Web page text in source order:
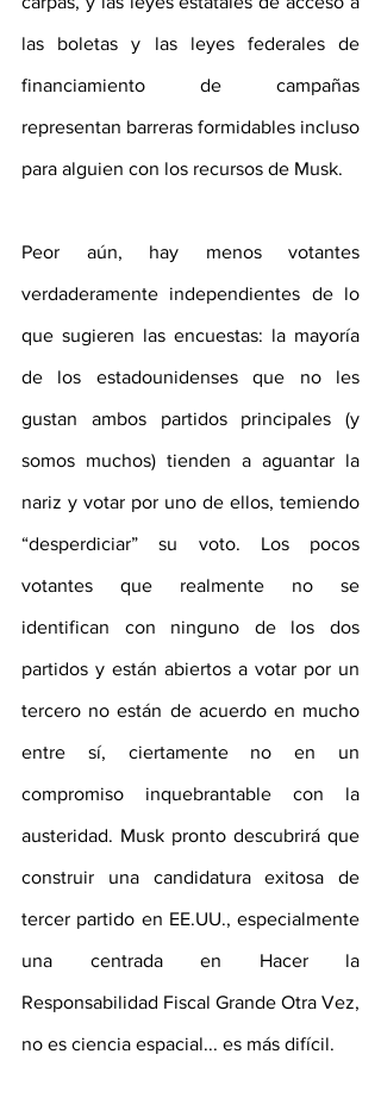
las boletas y las leyes federales de
financiamiento de campañas
representan barreras formidables incluso
para alguien con los recursos de Musk.
Peor aún, hay menos votantes
verdaderamente independientes de lo
que sugieren las encuestas: la mayoría
de los estadounidenses que no les
gustan ambos partidos principales (y
somos muchos) tienden a aguantar la
nariz y votar por uno de ellos, temiendo
“desperdiciar” su voto. Los pocos
votantes que realmente no se
identifican con ninguno de los dos
partidos y están abiertos a votar por un
tercero no están de acuerdo en mucho
entre sí, ciertamente no en un
compromiso inquebrantable con la
austeridad. Musk pronto descubrirá que
construir una candidatura exitosa de
tercer partido en EE.UU., especialmente
una centrada en Hacer la
Responsabilidad Fiscal Grande Otra Vez,
no es ciencia espacial... es más difícil.